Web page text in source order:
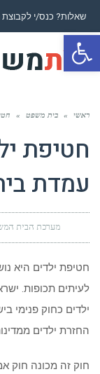
פתח סרגל נגישות
שאלות? כנס/י לקבוצת
ראשי » בית משפט »
חטיפת
עמדת
מערכת הבית
חטיפת ילדים היא
לעיתים תכופות.
ילדים כחוק פנימי
החזרת ילדים
חוק זה מכונה חוק